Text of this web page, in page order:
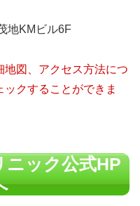
地KMビル6F
図、アクセス方法につ
クすることができま
ック公式HP